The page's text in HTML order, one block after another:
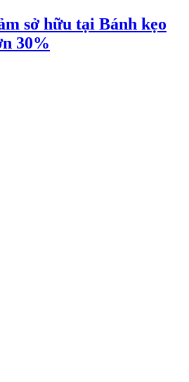
sở hữu tại Bánh kẹo
30%